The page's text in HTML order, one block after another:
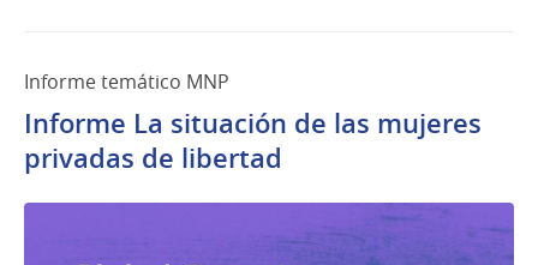
Informe temático MNP
Informe La situación de las mujeres
privadas de libertad